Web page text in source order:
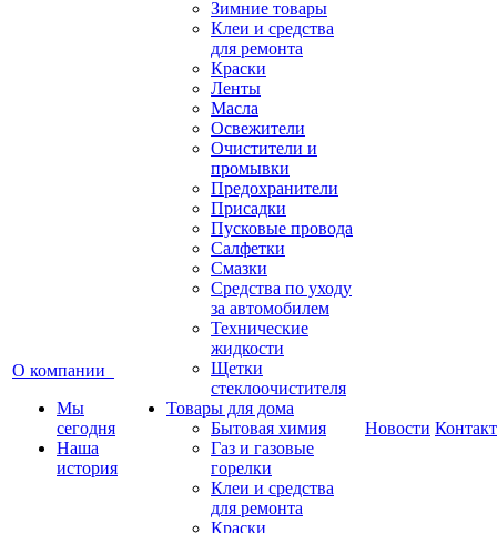
О компании
Мы
сегодня
Наша
история
Зимние товары
Клеи и средства
для ремонта
Краски
Ленты
Масла
Освежители
Очистители и
промывки
Предохранители
Присадки
Пусковые провода
Салфетки
Смазки
Средства по уходу
за автомобилем
Технические
жидкости
Щетки
стеклоочистителя
Товары для дома
Бытовая химия
Газ и газовые
горелки
Клеи и средства
для ремонта
Краски
Новости